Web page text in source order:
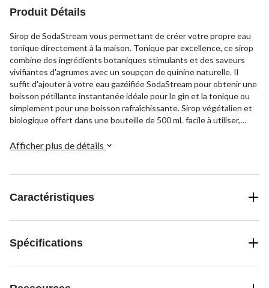
Produit Détails
Sirop de SodaStream vous permettant de créer votre propre eau
tonique directement à la maison. Tonique par excellence, ce sirop
combine des ingrédients botaniques stimulants et des saveurs
vivifiantes d'agrumes avec un soupçon de quinine naturelle. Il
suffit d'ajouter à votre eau gazéifiée SodaStream pour obtenir une
boisson pétillante instantanée idéale pour le gin et la tonique ou
simplement pour une boisson rafraîchissante. Sirop végétalien et
biologique offert dans une bouteille de 500 mL facile à utiliser,
quand vous le voulez.
Afficher plus de détails
Caractéristiques
Spécifications